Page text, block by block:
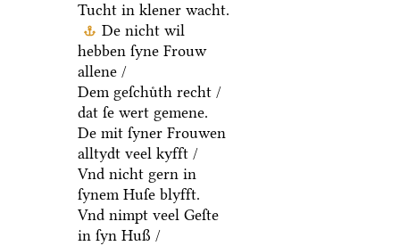
Tucht in klener wacht.
De nicht wil
hebben ſyne Frouw
allene /
Dem geſchuͤth recht /
dat ſe wert gemene.
De mit ſyner Frouwen
alltydt veel kyfft /
Vnd nicht gern in
ſynem Huſe blyfft.
Vnd nimpt veel Geſte
in ſyn Huß /